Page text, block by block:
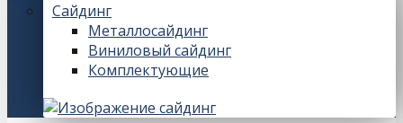
Сайдинг
Металлосайдинг
Виниловый сайдинг
Комплектующие